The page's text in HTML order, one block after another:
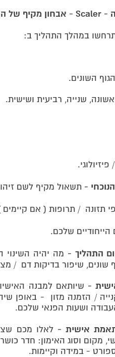
במהלך התהליך ב:
השונים.
שנייה, רביעית ושישית.
- תשאול מקיף לשם
תזונה / תרופות ( אם קיימים
הייחודיים שלכם.
התהליך - מה יהיה השינוי
שונים, שיפור בדיקות דם /
- שיותאם למבנה
/ הזמנה מזון - באופן
ושעות הפנאי שלכם.
אישית -לאלו מכם
מקום וסוג האימון: חדר
- במידה וקיימות.